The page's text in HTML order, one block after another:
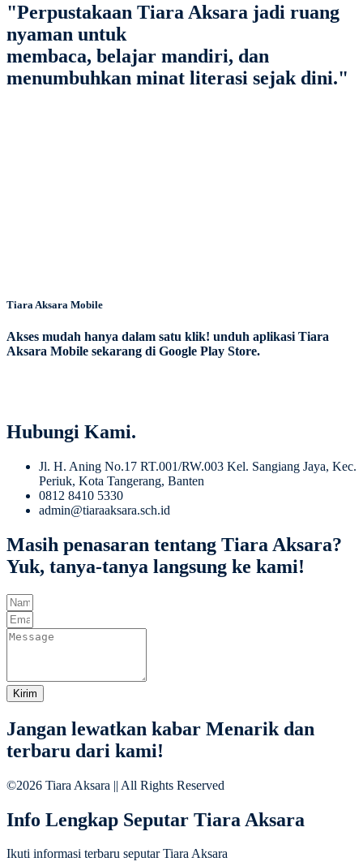
"Perpustakaan Tiara Aksara jadi ruang
nyaman untuk
membaca, belajar mandiri, dan
menumbuhkan minat literasi sejak dini."
Tiara Aksara Mobile
Akses mudah hanya dalam satu klik! unduh aplikasi Tiara
Aksara Mobile sekarang di Google Play Store.
Hubungi Kami.
Jl. H. Aning No.17 RT.001/RW.003 Kel. Sangiang Jaya, Kec.
Periuk, Kota Tangerang, Banten
0812 8410 5330
admin@tiaraaksara.sch.id
Masih penasaran tentang Tiara Aksara?
Yuk, tanya-tanya langsung ke kami!
Kirim
Jangan lewatkan kabar Menarik dan
terbaru dari kami!
©2026 Tiara Aksara || All Rights Reserved
Info Lengkap Seputar Tiara Aksara
Ikuti informasi terbaru seputar Tiara Aksara